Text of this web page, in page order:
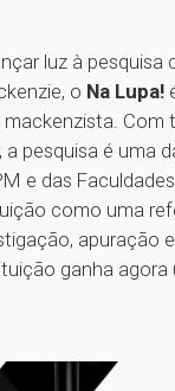
luz à pesquisa
o Na Lupa!
Com
a pesquisa é uma
e das
como uma
apuração
ganha agora